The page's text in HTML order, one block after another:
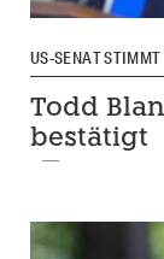
US-SENAT
Todd
bestätigt